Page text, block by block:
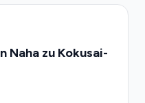
Naha zu Kokusai-